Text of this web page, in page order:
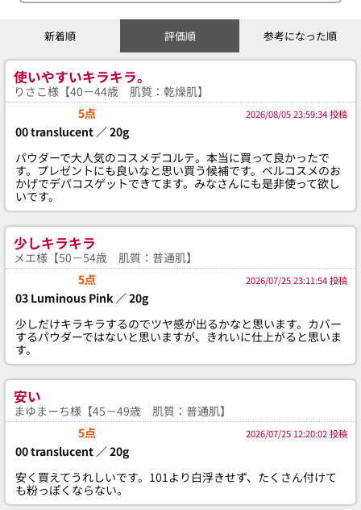
新着順 評価順 参考になった順
使いやすいキラキラ。
りさこ様【40－44歳 肌質：乾燥肌】
5点
2026/08/05 23:59:34 投稿
00 translucent ／ 20g
パウダーで大人気のコスメデコルテ。本当に買って良かったで
す。プレゼントにも良いなと思い買う候補です。ベルコスメのお
かげでデパコスゲットできてます。みなさんにも是非使って欲し
いです。
少しキラキラ
メエ様【50－54歳 肌質：普通肌】
5点
2026/07/25 23:11:54 投稿
03 Luminous Pink ／ 20g
少しだけキラキラするのでツヤ感が出るかなと思います。カバー
するパウダーではないと思いますが、きれいに仕上がると思いま
す。
安い
まゆまーち様【45－49歳 肌質：普通肌】
5点
2026/07/25 12:20:02 投稿
00 translucent ／ 20g
安く買えてうれしいです。101より白浮きせず、たくさん付けて
も粉っぽくならない。